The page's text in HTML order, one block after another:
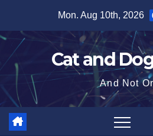
content
Mon. Aug 10th, 2026
Cat and
And Not